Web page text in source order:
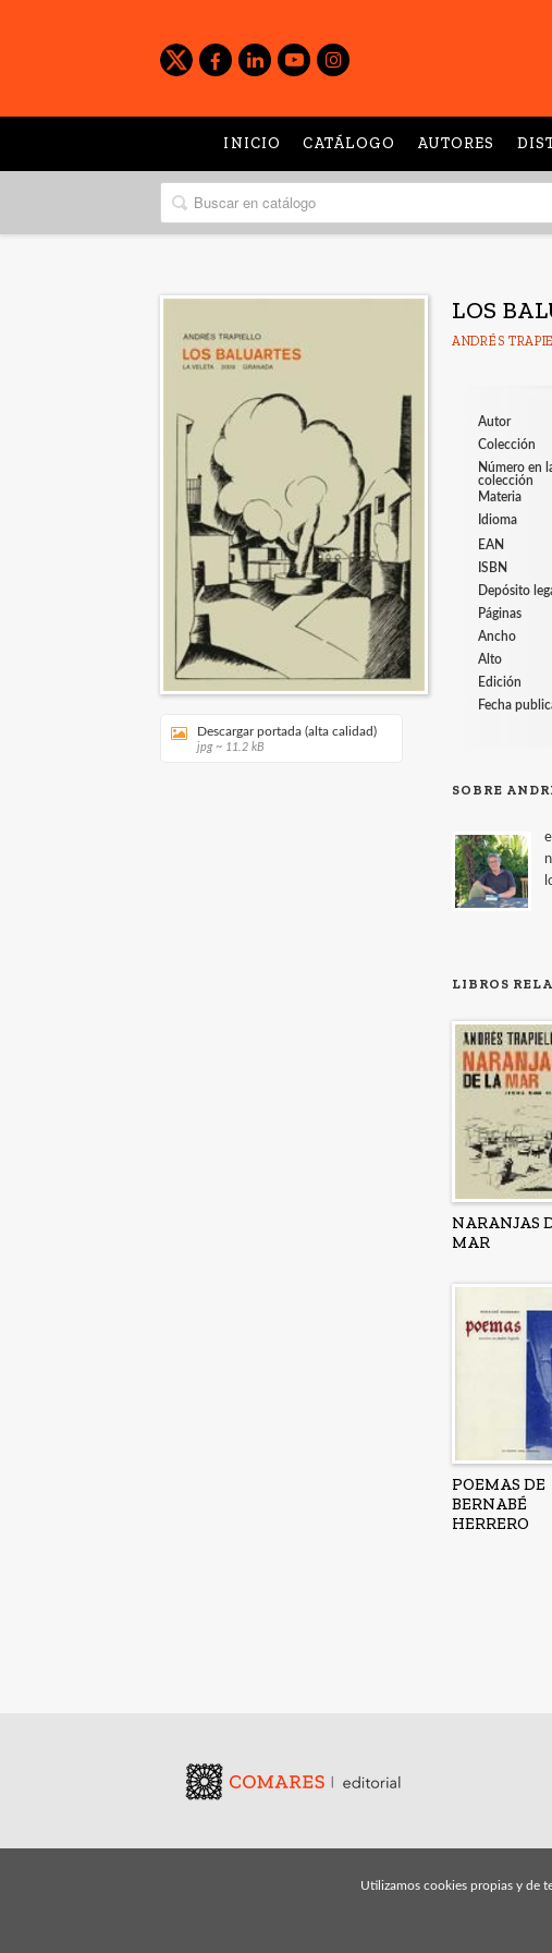
INICIO CATÁLOGO AUTORES
Descargar portada (alta calidad)
jpg ~ 11.2 kB
LOS
ANDRÉS
Autor
Colección
Número en
colección
Materia
Idioma
EAN
ISBN
Depósito
Páginas
Ancho
Alto
Edición
Fecha
SOBRE
LIBROS
NARANJAS
MAR
POEMAS DE
BERNABÉ
HERRERO
Utilizamos cookies propias y de